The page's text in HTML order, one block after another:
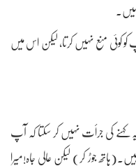
کوئی منع نہیں کرتا، لیکن اس میں
کہنے کی جرأت نہیں کر سکتا کہ آپ
جوڑ کر) لیکن عالی جاہ!میرا